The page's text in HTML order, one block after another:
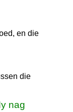
en die
die
nag